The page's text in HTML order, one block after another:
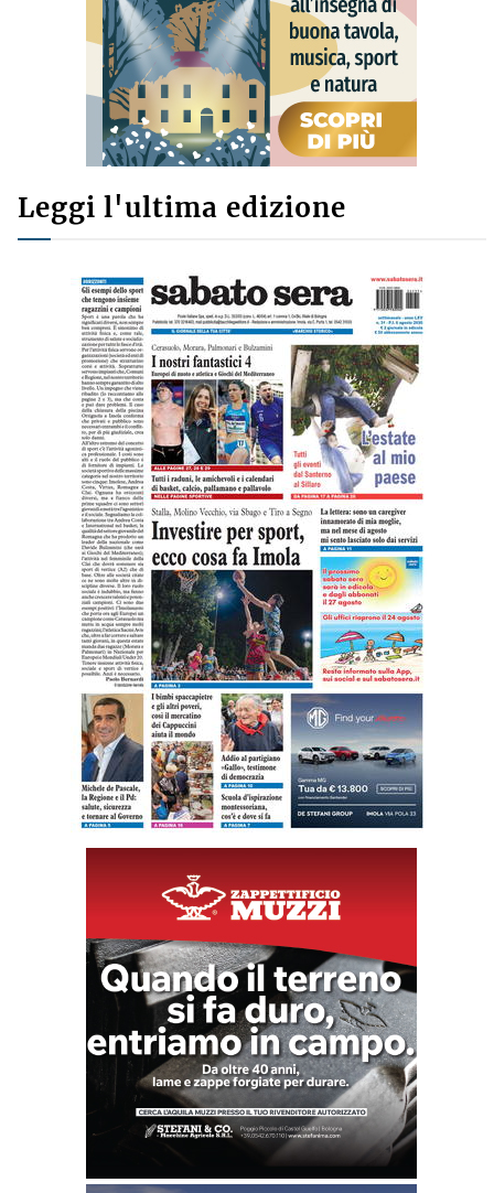
Leggi l'ultima edizione